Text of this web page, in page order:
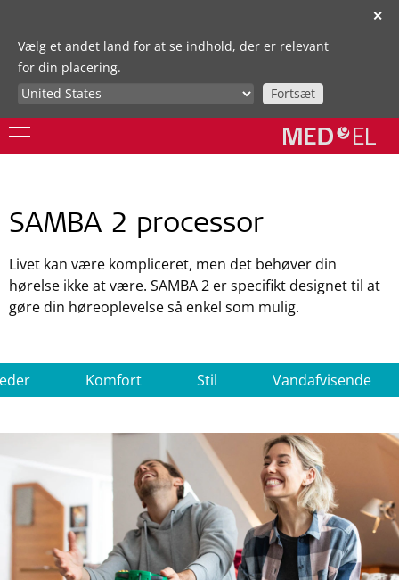
✕
Vælg et andet land for at se indhold, der er relevant
for din placering.
Fortsæt
SAMBA 2 processor
Livet kan være kompliceret, men det behøver din
hørelse ikke at være. SAMBA 2 er specifikt designet til at
gøre din høreoplevelse så enkel som mulig.
Komfort Stil Vandafvisende